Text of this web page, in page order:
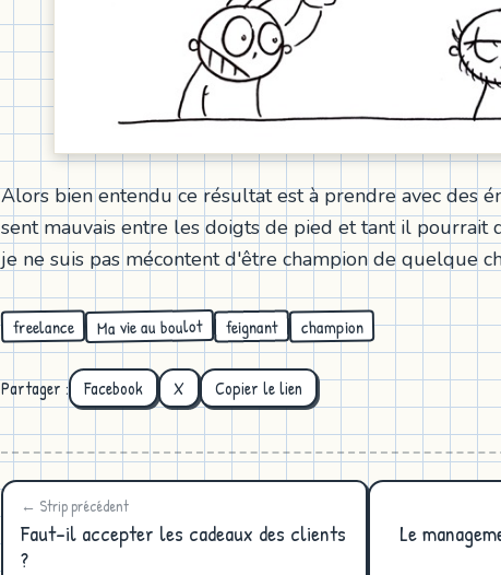
Alors bien entendu ce résultat est à prendre avec des
sent mauvais entre les doigts de pied et tant il pourrait
je ne suis pas mécontent d'être champion de quelque
freelance Ma vie au boulot feignant champion
Partager : Facebook X Copier le lien
← Strip précédent
Faut-il accepter les cadeaux des clients
?
Le